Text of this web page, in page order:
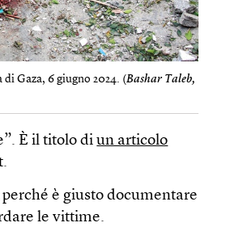
Gaza, 6 giugno 2024. (Bashar Taleb,
È il titolo diun articolo
è giusto documentare
le vittime.